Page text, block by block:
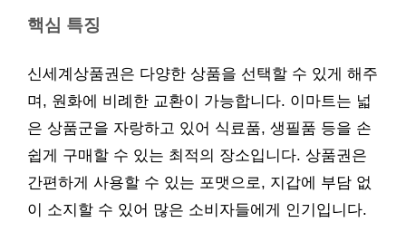
핵심 특징
신세계상품권은 다양한 상품을 선택할 수 있게 해주
며, 원화에 비례한 교환이 가능합니다. 이마트는 넓
은 상품군을 자랑하고 있어 식료품, 생필품 등을 손
쉽게 구매할 수 있는 최적의 장소입니다. 상품권은
간편하게 사용할 수 있는 포맷으로, 지갑에 부담 없
이 소지할 수 있어 많은 소비자들에게 인기입니다.